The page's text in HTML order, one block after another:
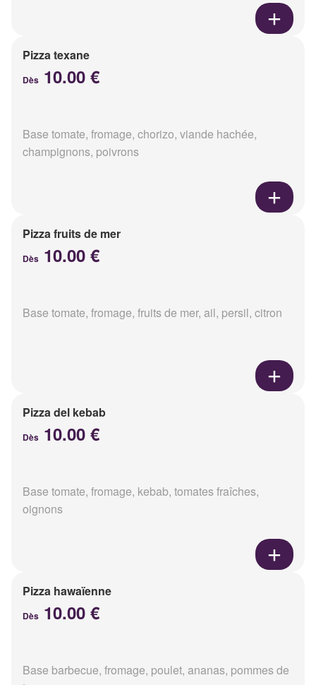
Pizza texane
Dès 10.00 €
Base tomate, fromage, chorizo, viande hachée,
champignons, poivrons
Pizza fruits de mer
Dès 10.00 €
Base tomate, fromage, fruits de mer, ail, persil, citron
Pizza del kebab
Dès 10.00 €
Base tomate, fromage, kebab, tomates fraîches,
oignons
Pizza hawaïenne
Dès 10.00 €
Base barbecue, fromage, poulet, ananas, pommes de